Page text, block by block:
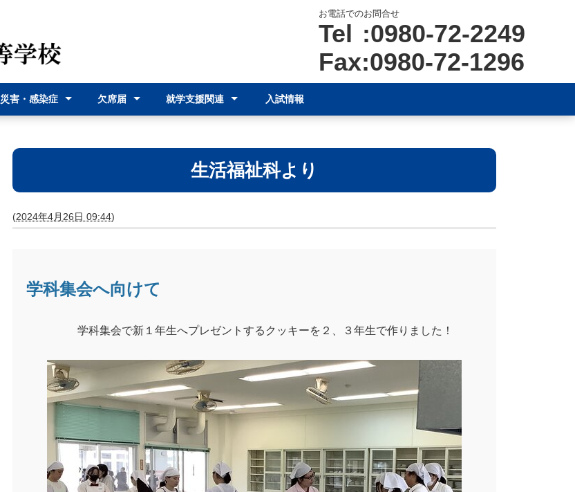
お電話でのお問合せ
Tel :0980-72-2249
Fax:0980-72-1296
災害・感染症 欠席届 就学支援関連 入試情報
生活福祉科より
(2024年4月26日 09:44)
学科集会へ向けて
学科集会で新１年生へプレゼントするクッキーを２、３年生で作りました！